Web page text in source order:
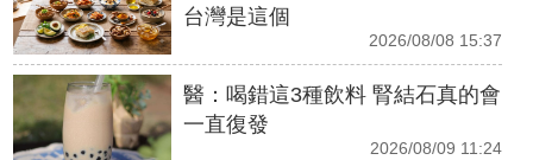
台灣是這個
2026/08/08 15:37
醫：喝錯這3種飲料 腎結石真的會
一直復發
2026/08/09 11:24